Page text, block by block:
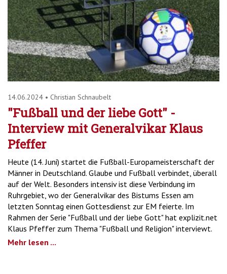
14.06.2024 • Christian Schnaubelt
"Fußball und der liebe Gott" -
Interview mit Generalvikar Klaus
Pfeffer
Heute (14. Juni) startet die Fußball-Europameisterschaft der
Männer in Deutschland. Glaube und Fußball verbindet, überall
auf der Welt. Besonders intensiv ist diese Verbindung im
Ruhrgebiet, wo der Generalvikar des Bistums Essen am
letzten Sonntag einen Gottesdienst zur EM feierte. Im
Rahmen der Serie "Fußball und der liebe Gott" hat explizit.net
Klaus Pfeffer zum Thema "Fußball und Religion" interviewt.
Mehr lesen ...